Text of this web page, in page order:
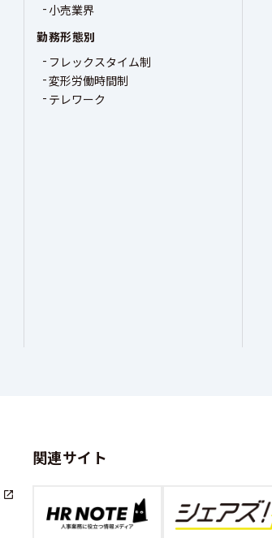
小売業界
勤務形態別
フレックスタイム制
変形労働時間制
テレワーク
関連サイト